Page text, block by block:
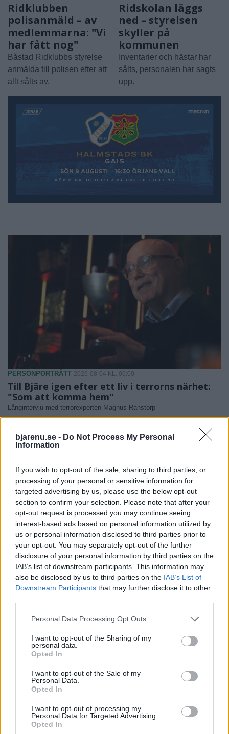
bjarenu.se - Do Not Process My Personal
Information
If you wish to opt-out of the sale, sharing to third parties, or
processing of your personal or sensitive information for
targeted advertising by us, please use the below opt-out
section to confirm your selection. Please note that after your
opt-out request is processed you may continue seeing
interest-based ads based on personal information utilized by
us or personal information disclosed to third parties prior to
your opt-out. You may separately opt-out of the further
disclosure of your personal information by third parties on the
IAB’s list of downstream participants. This information may
also be disclosed by us to third parties on the IAB’s List of
Downstream Participants that may further disclose it to other
Personal Data Processing Opt Outs
I want to opt-out of the Sharing of my
personal data.
Opted In
I want to opt-out of the Sale of my
Personal Data.
Opted In
I want to opt-out of processing my
Personal Data for Targeted Advertising.
Opted In
Ridklubben
polisanmäld – av
medlemmarna: "Vi
har fått nog"
Båstad Ridklubbs styrelse
anmälda till polisen efter att
allt sålts av.
Ridskolan läggs
ned – styrelsen
skyller på
kommunen
Inventarier och hästar har
sålts, personalen har sagts
upp.
PERSONPORTRÄTT 2026-08-04 KL. 06:00
Till Bjäre igen efter ett liv i terrorns närhet:
"Som att komma hem"
Långintervju med terrorexperten Magnus Ranstorp
MAT & DRYCK 2026-08-03 KL. 06:00
Hannas vinresa: Från Sidney via Jukkasjärvi till
Lundgren.